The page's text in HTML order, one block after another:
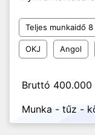
Teljes munkaidő 8
OKJ Angol
Bruttó
Munka - tűz -